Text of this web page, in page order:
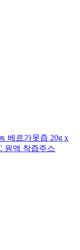
베르가못즙 20g x
원액 착즙주스